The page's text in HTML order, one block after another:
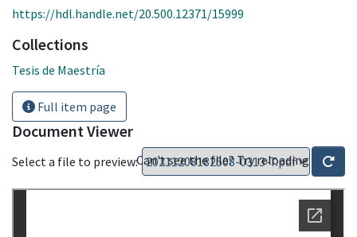
https://hdl.handle.net/20.500.12371/15999
Collections
Tesis de Maestría
Full item page
Document Viewer
Select a file to preview:Can't see the file? Try reloading